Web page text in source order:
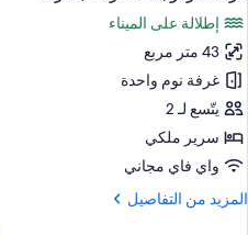
بسريرين
منفصلين
بشرفة
جميع
صور
غرفة
مزدوجة
فاخرة
-
بشرفة
إطلالة على الميناء
43 متر مربع
غرفة نوم واحدة
يتّسع لـ 2
سرير ملكي
واي فاي مجاني
المزيد من التفاصيل
المزيد